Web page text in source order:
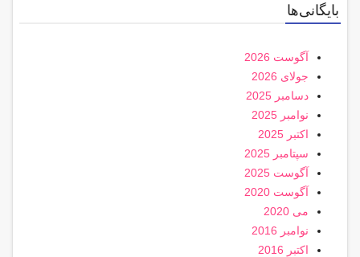
بایگانی‌ها
آگوست 2026
جولای 2026
دسامبر 2025
نوامبر 2025
اکتبر 2025
سپتامبر 2025
آگوست 2025
آگوست 2020
می 2020
نوامبر 2016
اکتبر 2016